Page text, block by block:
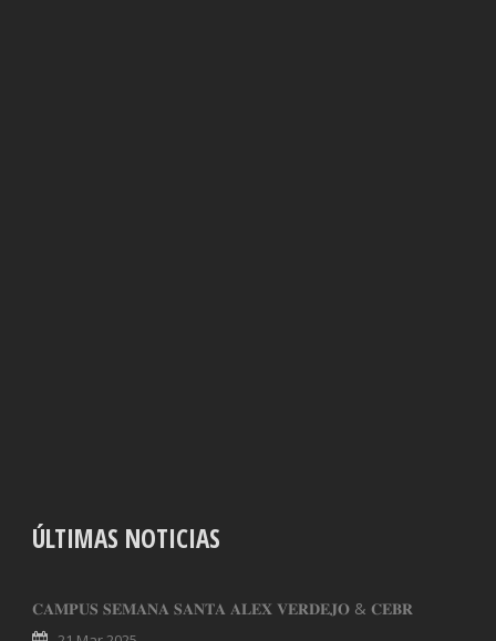
ÚLTIMAS NOTICIAS
𝐂𝐀𝐌𝐏𝐔𝐒 𝐒𝐄𝐌𝐀𝐍𝐀 𝐒𝐀𝐍𝐓𝐀 𝐀𝐋𝐄𝐗 𝐕𝐄𝐑𝐃𝐄𝐉𝐎 & 𝐂𝐄𝐁𝐑